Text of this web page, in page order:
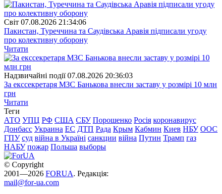
Свiт 07.08.2026 21:34:06
Пакистан, Туреччина та Саудівська Аравія підписали угоду
про колективну оборону
Читати
Надзвичайні події 07.08.2026 20:36:03
За екссекретаря МЗС Банькова внесли заставу у розмірі 10 млн
грн
Читати
Теги
АТО УПЦ РФ США СБУ Порошенко Росія коронавирус
Донбасс Украина ЕС ДТП Рада Крым Кабмин Киев НБУ ООС
ГПУ суд війна в Україні санкции війна Путин Трамп газ
НАБУ пожар Польша выборы
© Copyright
2001—2026 FORUA. Редакція:
mail@for-ua.com